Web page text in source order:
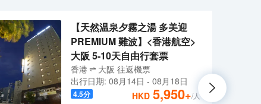
【天然温泉夕霧之湯 多美迎
PREMIUM 難波】<香港航空>
大阪 5-10天自由行套票
香港 大阪 往返機票
出行日期: 08月14日 - 08月18日
4.5分 HKD 5,950+/人